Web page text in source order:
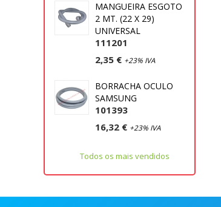
MANGUEIRA ESGOTO
2 MT. (22 X 29)
UNIVERSAL
111201
2,35 € +23% IVA
BORRACHA OCULO
SAMSUNG
101393
16,32 € +23% IVA
Todos os mais vendidos